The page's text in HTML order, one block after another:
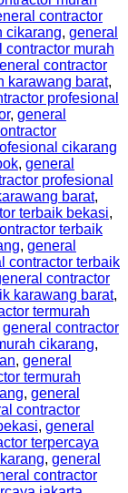
contractor
cikarang, general
contractor murah
contractor
karawang barat,
profesional
, general
cikarang
, general
profesional
barat,
terbaik bekasi,
terbaik
, general
contractor terbaik
contractor
karawang barat,
termurah
general contractor
cikarang,
, general
termurah
, general
contractor
, general
terpercaya
, general
contractor